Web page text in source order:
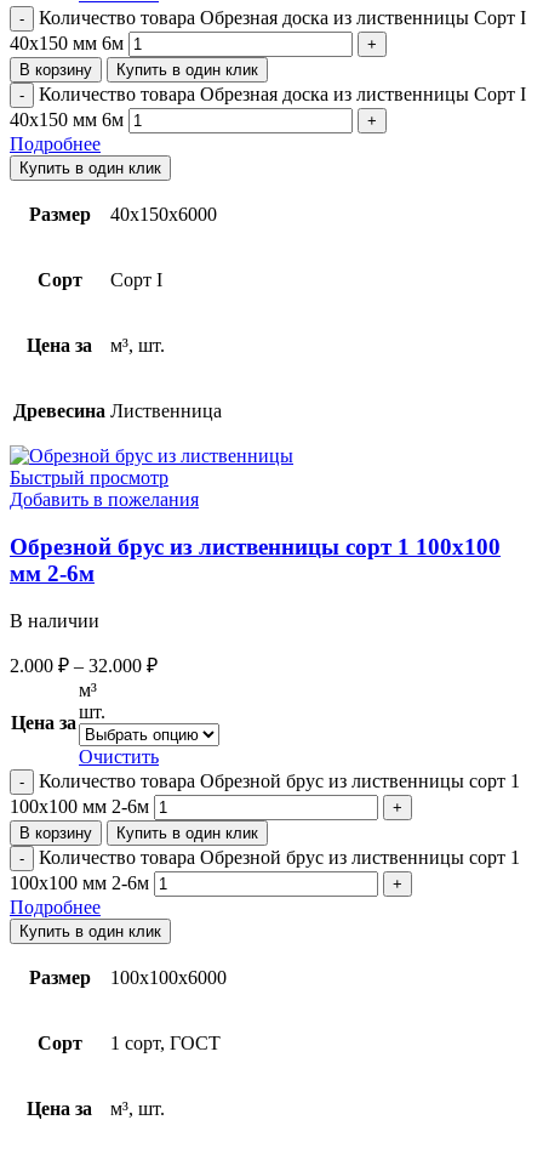
Количество товара Обрезная доска из лиственницы Сорт I
40х150 мм 6м
В корзину Купить в один клик
Количество товара Обрезная доска из лиственницы Сорт I
40х150 мм 6м
Подробнее
Купить в один клик
Размер 40х150х6000
Сорт Сорт I
Цена за м³, шт.
Древесина Лиственница
Быстрый просмотр
Добавить в пожелания
Обрезной брус из лиственницы сорт 1 100х100
мм 2-6м
В наличии
2.000 ₽ – 32.000 ₽
Цена за
м³
шт.
Очистить
Количество товара Обрезной брус из лиственницы сорт 1
100х100 мм 2-6м
В корзину Купить в один клик
Количество товара Обрезной брус из лиственницы сорт 1
100х100 мм 2-6м
Подробнее
Купить в один клик
Размер 100х100х6000
Сорт 1 сорт, ГОСТ
Цена за м³, шт.